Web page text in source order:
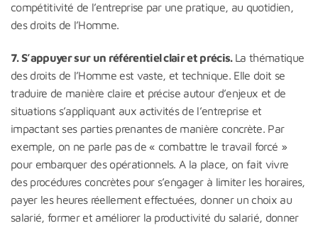
compétitivité de l’entreprise par une pratique, au quotidien,
des droits de l’Homme.
7. S’appuyer sur un référentiel clair et précis. La thématique
des droits de l’Homme est vaste, et technique. Elle doit se
traduire de manière claire et précise autour d’enjeux et de
situations s’appliquant aux activités de l’entreprise et
impactant ses parties prenantes de manière concrète. Par
exemple, on ne parle pas de « combattre le travail forcé »
pour embarquer des opérationnels. A la place, on fait vivre
des procédures concrètes pour s’engager à limiter les horaires,
payer les heures réellement effectuées, donner un choix au
salarié, former et améliorer la productivité du salarié, donner